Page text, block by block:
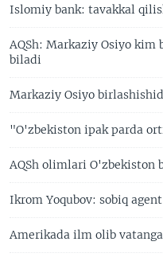
Islomiy bank: tavakkal
AQSh: Markaziy Osiyo
biladi
Markaziy Osiyo
"O'zbekiston ipak parda
AQSh olimlari O'zbekiston
Ikrom Yoqubov: sobiq
Amerikada ilm olib